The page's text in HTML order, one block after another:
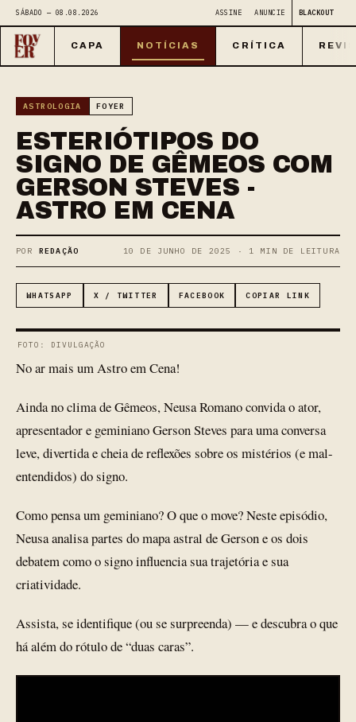
SÁBADO — 08.08.2026 ASSINE ANUNCIE BLACKOUT
CAPA NOTÍCIAS CRÍTICA
ASTROLOGIA FOYER
ESTERIÓTIPOS DO
SIGNO DE GÊMEOS COM
GERSON STEVES -
ASTRO EM CENA
POR REDAÇÃO 10 DE JUNHO DE 2025 · 1 MIN DE LEITURA
WHATSAPP X / TWITTER FACEBOOK COPIAR LINK
FOTO: DIVULGAÇÃO
No ar mais um Astro em Cena!
Ainda no clima de Gêmeos, Neusa Romano convida o ator,
apresentador e geminiano Gerson Steves para uma conversa
leve, divertida e cheia de reflexões sobre os mistérios (e mal-
entendidos) do signo.
Como pensa um geminiano? O que o move? Neste episódio,
Neusa analisa partes do mapa astral de Gerson e os dois
debatem como o signo influencia sua trajetória e sua
criatividade.
Assista, se identifique (ou se surpreenda) — e descubra o que
há além do rótulo de “duas caras”.